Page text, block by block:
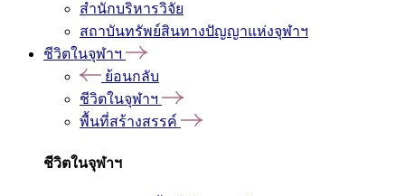
สำนักบริหารวิจัย
สถาบันทรัพย์สินทางปัญญาแห่งจุฬาฯ
ชีวิตในจุฬาฯ
ย้อนกลับ
ชีวิตในจุฬาฯ
พื้นที่สร้างสรรค์
ชีวิตในจุฬาฯ